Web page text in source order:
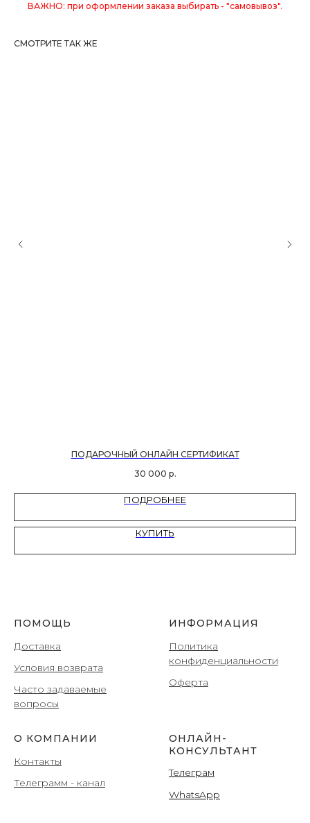
ВАЖНО: при оформлении заказа выбирать - "самовывоз".
СМОТРИТЕ ТАК ЖЕ
ПОДАРОЧНЫЙ ОНЛАЙН СЕРТИФИКАТ
30 000 р.
ПОДРОБНЕЕ
КУПИТЬ
ПОМОЩЬ
Доставка
Условия возврата
Часто задаваемые
вопросы
ИНФОРМАЦИЯ
Политика
конфиденциальности
Оферта
О КОМПАНИИ
Контакты
Телеграмм - канал
ОНЛАЙН-
КОНСУЛЬТАНТ
Teлеграм
WhatsApp